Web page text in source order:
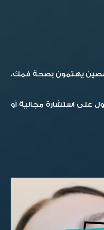
يهتمون بصحة فمك،
على استشارة مجانية أو